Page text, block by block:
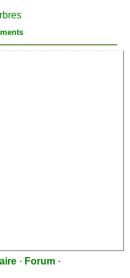
· Forum ·